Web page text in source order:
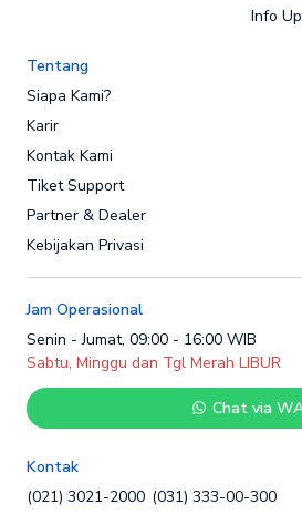
Info
Tentang
Siapa Kami?
Karir
Kontak Kami
Tiket Support
Partner & Dealer
Kebijakan Privasi
Jam Operasional
Senin - Jumat, 09:00 - 16:00 WIB
Sabtu, Minggu dan Tgl Merah LIBUR
Chat via
Kontak
(021) 3021-2000 (031) 333-00-300